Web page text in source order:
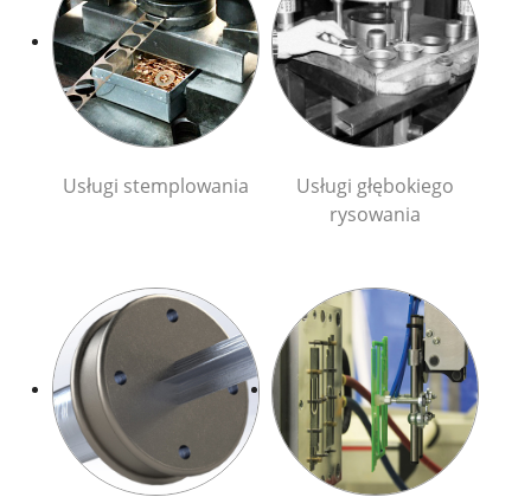
Usługi stemplowania
Usługi głębokiego
rysowania